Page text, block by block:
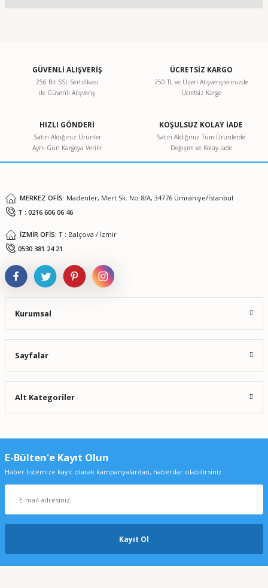
Görüş ve önerileriniz için teşekkür ederiz.
Ürün resmi kalitesiz, bozuk veya görüntülenemiyor.
Ürün bilgilerinde hatalar bulunuyor.
Ürün fiyatı diğer sitelerden daha pahalı.
GÜVENLİ ALIŞVERİŞ
256 Bit SSL Sertifikası
ile Güvenli Alışveriş
ÜCRETSİZ KARGO
250 TL ve Üzeri Alışverişlerinizde
Ücretsiz Kargo
HIZLI GÖNDERİ
Satın Aldığınız Ürünler
Aynı Gün Kargoya Verilir
KOŞULSUZ KOLAY İADE
Satın Aldığınız Tüm Ürünlerde
Değişim ve Kolay İade
MERKEZ OFİS: Madenler, Mert Sk. No:8/A, 34776 Ümraniye/İstanbul
T : 0216 606 06 46
İZMİR OFİS: T : Balçova / İzmir
0530 381 24 21
Kurumsal
Sayfalar
Alt Kategoriler
E-Bülten'e Kayıt Olun
Haber listemize kayıt olarak kampanyalardan, haberdar olabilirsiniz.
Kayıt Ol